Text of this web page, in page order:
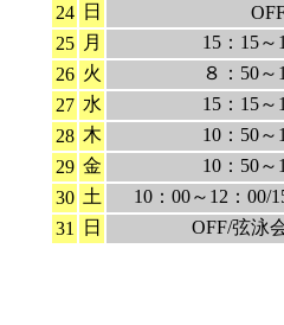
24
日
25
月 15：15～
26 火 ８：50～
27 水 15：15～
28 木
10：50～
29 金
10：50～
30 土
10：00～12：00/
31
日 OFF/弦泳